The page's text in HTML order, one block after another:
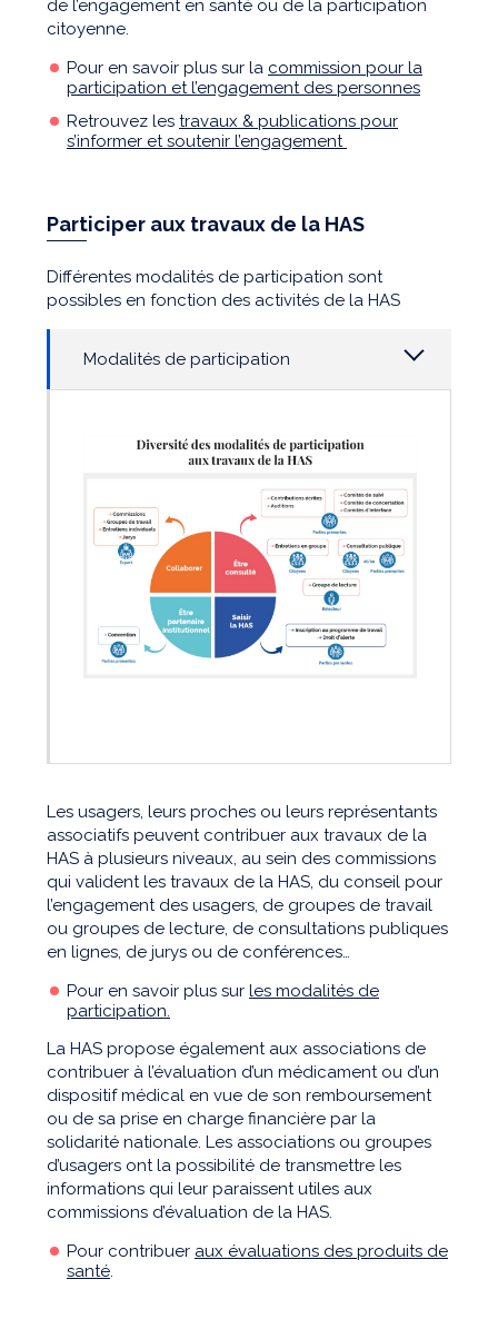
de l’engagement en santé ou de la participation
citoyenne.
Pour en savoir plus sur la commission pour la
participation et l’engagement des personnes
Retrouvez les travaux & publications pour
s’informer et soutenir l’engagement
Participer aux travaux de la HAS
Différentes modalités de participation sont
possibles en fonction des activités de la HAS
Modalités de participation
Les usagers, leurs proches ou leurs représentants
associatifs peuvent contribuer aux travaux de la
HAS à plusieurs niveaux, au sein des commissions
qui valident les travaux de la HAS, du conseil pour
l’engagement des usagers, de groupes de travail
ou groupes de lecture, de consultations publiques
en lignes, de jurys ou de conférences…
Pour en savoir plus sur les modalités de
participation.
La HAS propose également aux associations de
contribuer à l’évaluation d’un médicament ou d’un
dispositif médical en vue de son remboursement
ou de sa prise en charge financière par la
solidarité nationale. Les associations ou groupes
d’usagers ont la possibilité de transmettre les
informations qui leur paraissent utiles aux
commissions d’évaluation de la HAS.
Pour contribuer aux évaluations des produits de
santé.